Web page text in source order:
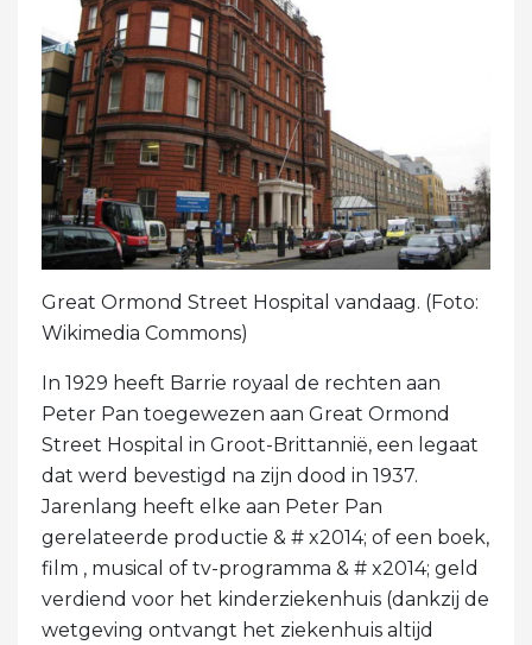
Great Ormond Street Hospital vandaag. (Foto:
Wikimedia Commons)
In 1929 heeft Barrie royaal de rechten aan
Peter Pan toegewezen aan Great Ormond
Street Hospital in Groot-Brittannië, een legaat
dat werd bevestigd na zijn dood in 1937.
Jarenlang heeft elke aan Peter Pan
gerelateerde productie & # x2014; of een boek,
film , musical of tv-programma & # x2014; geld
verdiend voor het kinderziekenhuis (dankzij de
wetgeving ontvangt het ziekenhuis altijd